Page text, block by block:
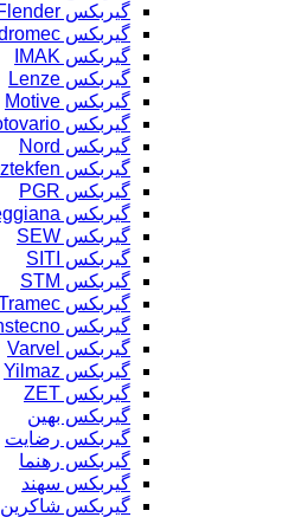
گیربکس Flender
گیربکس Hydromec
گیربکس IMAK
گیربکس Lenze
گیربکس Motive
گیربکس Motovario
گیربکس Nord
گیربکس Oztekfen
گیربکس PGR
گیربکس Reggiana
گیربکس SEW
گیربکس SITI
گیربکس STM
گیربکس Tramec
گیربکس Transtecno
گیربکس Varvel
گیربکس Yilmaz
گیربکس ZET
گیربکس بهین
گیربکس رضایت
گیربکس رهنما
گیربکس سهند
گیربکس شاکرین